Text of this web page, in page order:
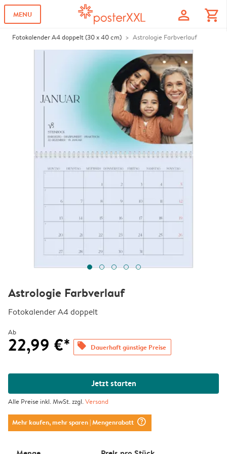
MENU profile shopping_cart
Fotokalender A4 doppelt (30 x 40 cm) Astrologie Farbverlauf
Astrologie Farbverlauf
Fotokalender A4 doppelt
Ab
22,99 €* offers Dauerhaft günstige Preise
Jetzt starten
Alle Preise inkl. MwSt. zzgl.Versand
Mehr kaufen, mehr sparen| Mengenrabatt question_mark_circle